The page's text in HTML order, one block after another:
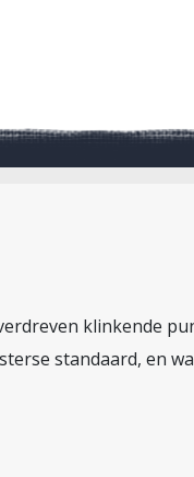
klinkende
standaard, en